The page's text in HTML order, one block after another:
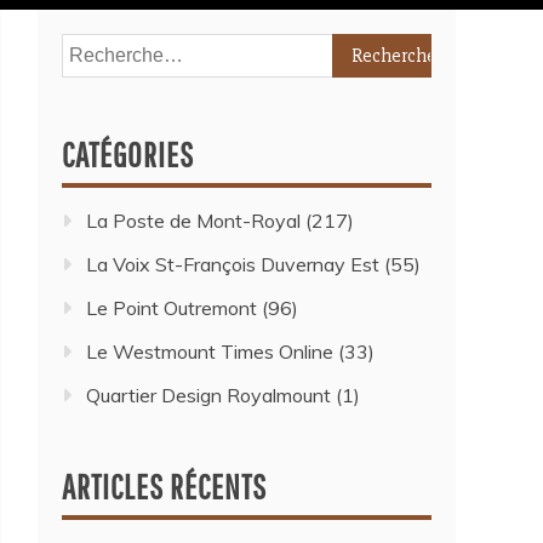
CATÉGORIES
La Poste de Mont-Royal (217)
La Voix St-François Duvernay Est (55)
Le Point Outremont (96)
Le Westmount Times Online (33)
Quartier Design Royalmount (1)
ARTICLES RÉCENTS